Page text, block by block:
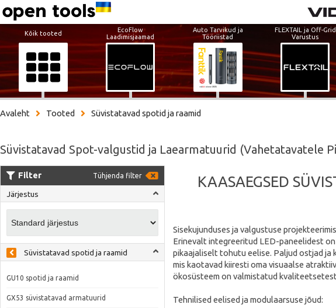
Kõik tooted
EcoFlow
Laadimisjaamad
Auto Tarvikud ja
Tööriistad
FLEXTAIL ja Off-Grid
Varustus
Avaleht Tooted Süvistatavad spotid ja raamid
Süvistatavad Spot-valgustid ja Laearmatuurid (Vahetatavatele
Filter Tühjenda filter
Järjestus
Süvistatavad spotid ja raamid
GU10 spotid ja raamid
GX53 süvistatavad armatuurid
KAASAEGSED
Sisekujunduses ja valgustuse
Erinevalt integreeritud LED-paneelidest
pikaajaliselt tohutu eelise. Paljud ostjad ja
mis kaotavad kiiresti oma visuaalse
ökosüsteem on valmistatud
Tehnilised eelised ja modulaarsuse jõud: